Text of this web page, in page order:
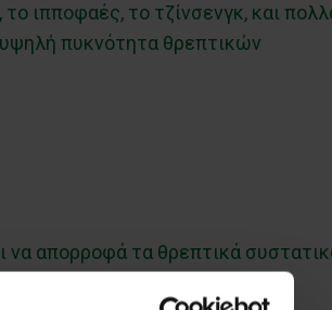
ιπποφαές, το τζίνσενγκ, και
υψηλή πυκνότητα θρεπτικών
να απορροφά τα θρεπτικά
που ενισχύουν την